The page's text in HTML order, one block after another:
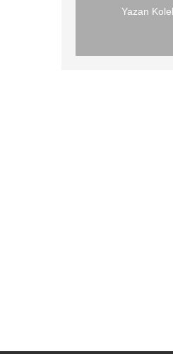
Yazan